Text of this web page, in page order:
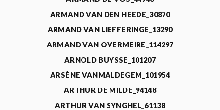
ARMAND VAN DEN HEEDE_30870
ARMAND VAN LIEFFERINGE_13290
ARMAND VAN OVERMEIRE_114297
ARNOLD BUYSSE_101207
ARSÈNE VANMALDEGEM_101954
ARTHUR DE MILDE_94148
ARTHUR VAN SYNGHEL_61138